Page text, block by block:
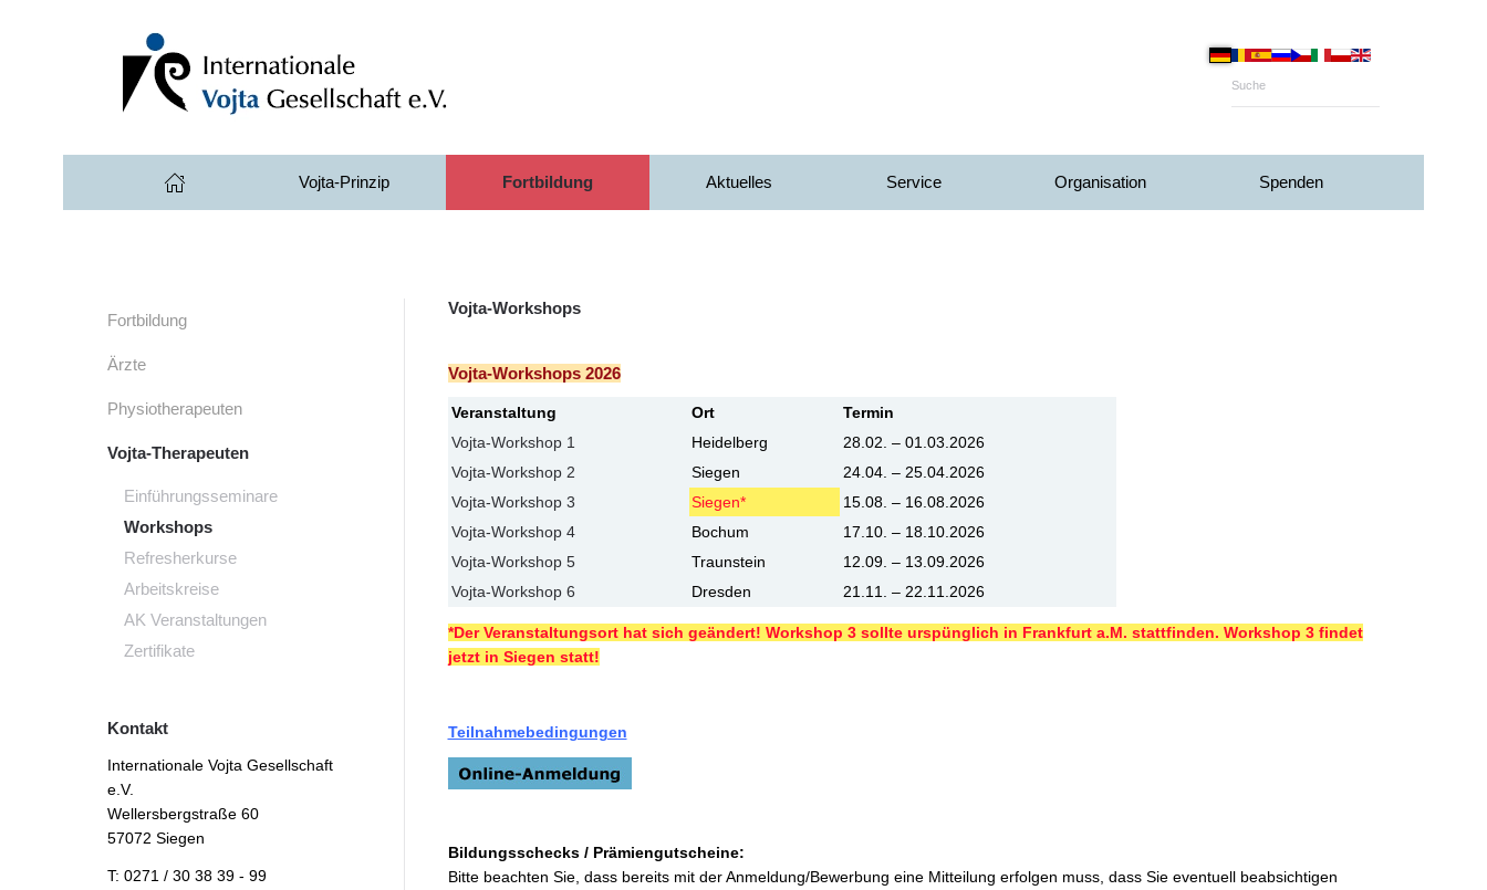
Zum Hauptinhalt springen
Vojta-Prinzip Fortbildung Aktuelles Service Organisation Spenden
Vojta-Workshops
Vojta-Workshops 2026
Veranstaltung Ort
Termin
Vojta-Workshop 1
Heidelberg
28.02. – 01.03.2026
Vojta-Workshop 2
Siegen
24.04. – 25.04.2026
Vojta-Workshop 3
Siegen*
15.08. – 16.08.2026
Vojta-Workshop 4
Bochum
17.10. – 18.10.2026
Vojta-Workshop 5
Traunstein
12.09. – 13.09.2026
Vojta-Workshop 6
Dresden 21.11. – 22.11.2026
*Der Veranstaltungsort hat sich geändert! Workshop 3 sollte urspünglich in Frankfurt a.M. stattfinden. Workshop 3 findet
jetzt in Siegen statt!
Teilnahmebedingungen
Bildungsschecks / Prämiengutscheine:
Bitte beachten Sie, dass bereits mit der Anmeldung/Bewerbung eine Mitteilung erfolgen muss, dass Sie eventuell beabsichtigen
Fortbildung
Ärzte
Physiotherapeuten
Vojta-Therapeuten
Einführungsseminare
Workshops
Refresherkurse
Arbeitskreise
AK Veranstaltungen
Zertifikate
Kontakt
Internationale Vojta Gesellschaft
e.V.
Wellersbergstraße 60
57072 Siegen
T: 0271 / 30 38 39 - 99